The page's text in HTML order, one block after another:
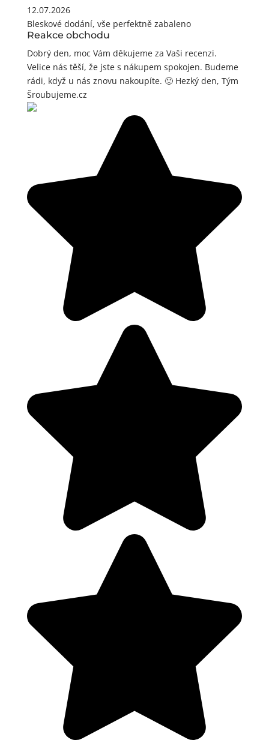
12.07.2026
Bleskové dodání, vše perfektně zabaleno
Reakce obchodu
Dobrý den, moc Vám děkujeme za Vaši recenzi.
Velice nás těší, že jste s nákupem spokojen. Budeme
rádi, když u nás znovu nakoupíte. 🙂 Hezký den, Tým
Šroubujeme.cz